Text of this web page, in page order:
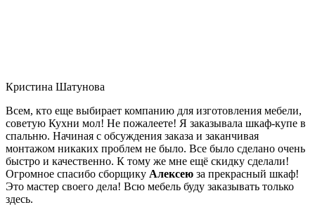
Кристина Шатунова
Всем, кто еще выбирает компанию для изготовления мебели,
советую Кухни мол! Не пожалеете! Я заказывала шкаф-купе в
спальню. Начиная с обсуждения заказа и заканчивая
монтажом никаких проблем не было. Все было сделано очень
быстро и качественно. К тому же мне ещё скидку сделали!
Огромное спасибо сборщику Алексею за прекрасный шкаф!
Это мастер своего дела! Всю мебель буду заказывать только
здесь.